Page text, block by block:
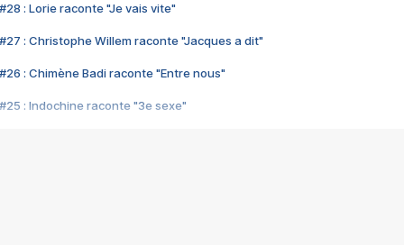
#28 : Lorie raconte "Je vais vite"
#27 : Christophe Willem raconte "Jacques a dit"
#26 : Chimène Badi raconte "Entre nous"
#25 : Indochine raconte "3e sexe"